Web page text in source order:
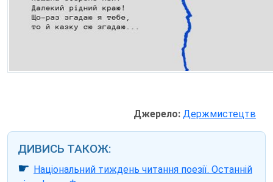
Джерело: Держмистецтв
ДИВИСЬ ТАКОЖ:
☛ Національний тиждень читання поезії. Останній